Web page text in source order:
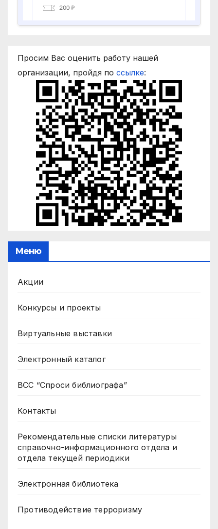
Просим Вас оценить работу нашей
организации, пройдя по ссылке:
Меню
Акции
Конкурсы и проекты
Виртуальные выставки
Электронный каталог
ВСС “Спроси библиографа”
Контакты
Рекомендательные списки литературы
справочно-информационного отдела и
отдела текущей периодики
Электронная библиотека
Противодействие терроризму